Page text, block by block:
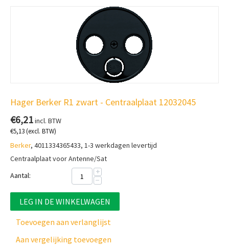
Hager Berker R1 zwart - Centraalplaat 12032045
€6,21incl. BTW
€5,13(excl. BTW)
Berker, 4011334365433, 1-3 werkdagen levertijd
Centraalplaat voor Antenne/Sat
Aantal:
+
−
LEG IN DE WINKELWAGEN
Toevoegen aan verlanglijst
Aan vergelijking toevoegen